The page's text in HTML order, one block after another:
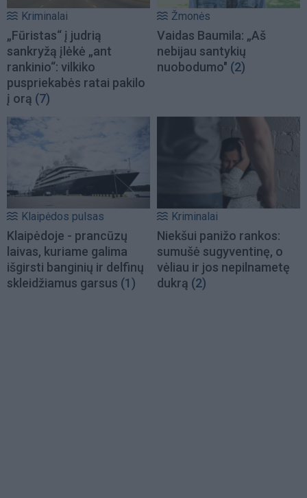
Kriminalai
„Fūristas“ į judrią
sankryžą įlėkė „ant
rankinio“: vilkiko
puspriekabės ratai pakilo
į orą (7)
Žmonės
Vaidas Baumila: „Aš
nebijau santykių
nuobodumo" (2)
Klaipėdos pulsas
Klaipėdoje - prancūzų
laivas, kuriame galima
išgirsti banginių ir delfinų
skleidžiamus garsus (1)
Kriminalai
Niekšui panižo rankos:
sumušė sugyventinę, o
vėliau ir jos nepilnametę
dukrą (2)